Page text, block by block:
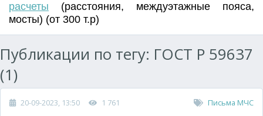
расчеты (расстояния, междуэтажные пояса,
мосты) (от 300 т.р)
Публикации по тегу: ГОСТ Р 59637
(1)
20-09-2023, 13:50 1 761 Письма МЧС